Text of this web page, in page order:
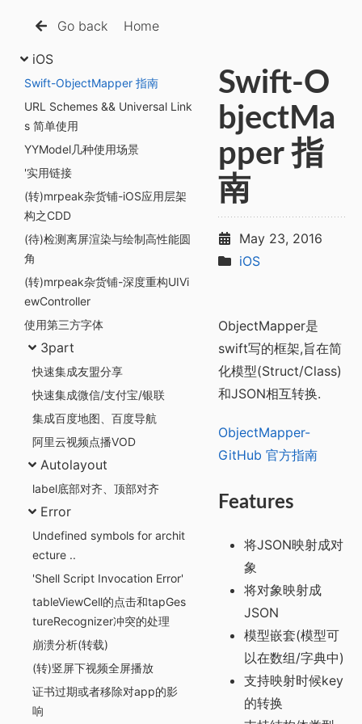
Go back Home
iOS
Swift-ObjectMapper 指南
URL Schemes && Universal Link
s 简单使用
YYModel几种使用场景
'实用链接
(转)mrpeak杂货铺-iOS应用层架
构之CDD
(待)检测离屏渲染与绘制高性能圆
角
(转)mrpeak杂货铺-深度重构UIVi
ewController
使用第三方字体
3part
快速集成友盟分享
快速集成微信/支付宝/银联
集成百度地图、百度导航
阿里云视频点播VOD
Autolayout
label底部对齐、顶部对齐
Error
Undefined symbols for archit
ecture ..
'Shell Script Invocation Error'
tableViewCell的点击和tapGes
tureRecognizer冲突的处理
崩溃分析(转载)
(转)竖屏下视频全屏播放
证书过期或者移除对app的影
响
Swift-O
bjectMa
pper 指
南
May 23, 2016
iOS
ObjectMapper是
swift写的框架,旨在简
化模型(Struct/Class)
和JSON相互转换.
ObjectMapper-
GitHub 官方指南
Features
将JSON映射成对
象
将对象映射成
JSON
模型嵌套(模型可
以在数组/字典中)
支持映射时候key
的转换